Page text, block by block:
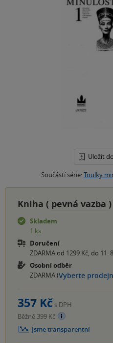
Uložit
Součástí série:Toulky
Kniha ( pevná vazba )
Skladem
1 ks
Doručení
ZDARMA od 1299 Kč, do
Osobní odběr
ZDARMA (Vyberte
357 Kč s DPH
Běžně 399 Kč
Jsme transparentní